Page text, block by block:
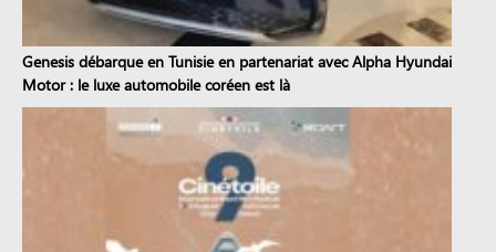
Genesis débarque en Tunisie en partenariat avec Alpha Hyundai
Motor : le luxe automobile coréen est là